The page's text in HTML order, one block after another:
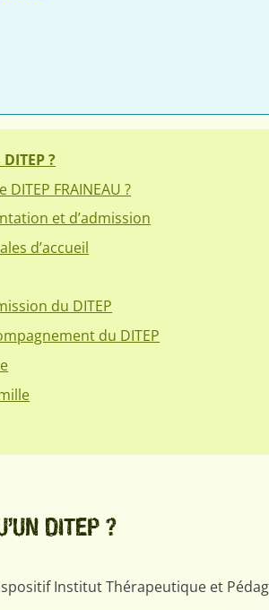
?
DITEP FRAINEAU ?
et d’admission
d’accueil
du DITEP
du DITEP
DITEP ?
Institut Thérapeutique et